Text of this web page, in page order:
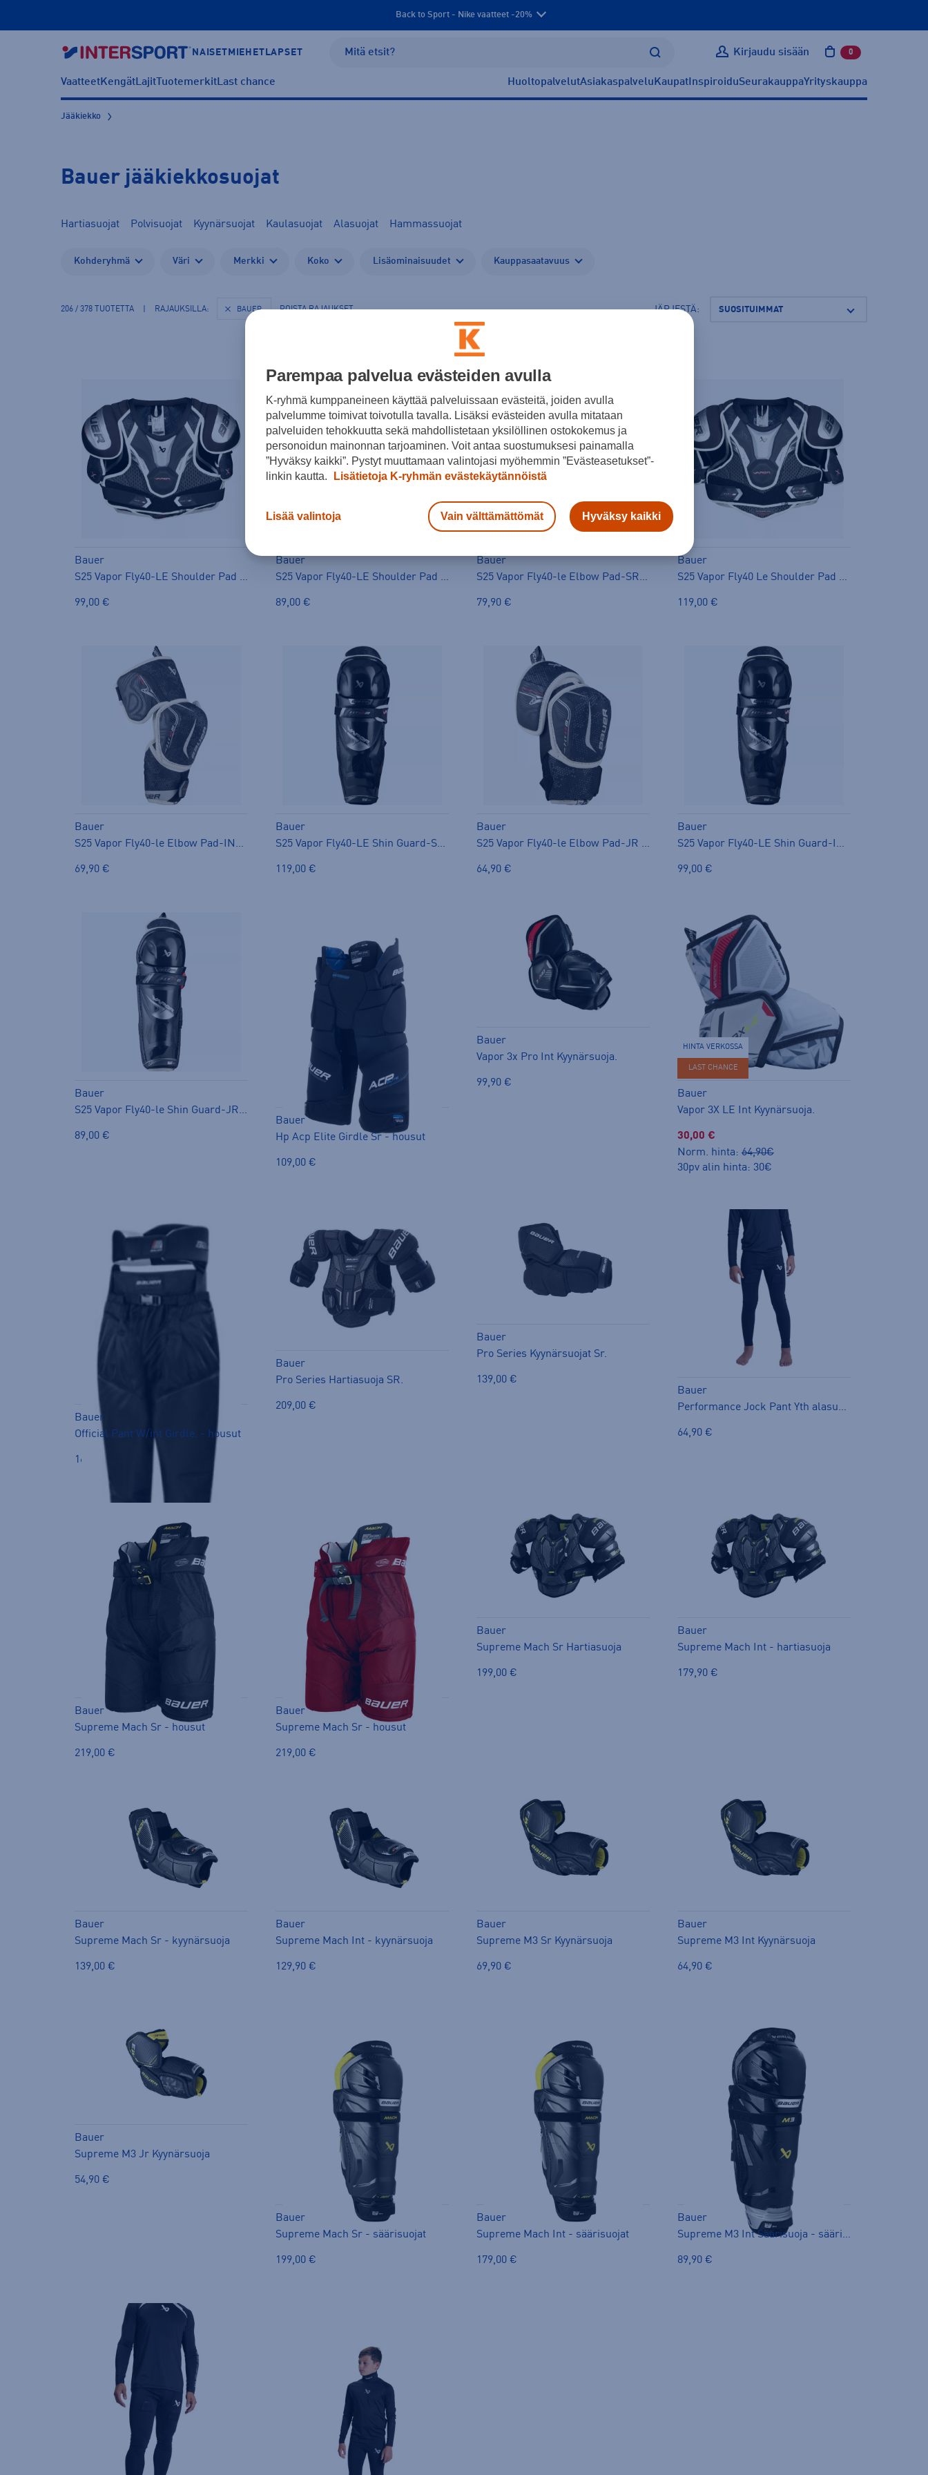
Back to Sport - Nike vaatteet -20%
NAISET MIEHET LAPSET Kirjaudu sisään 0 tuotetta
VaatteetKengätLajitTuotemerkitLast chance HuoltopalvelutAsiakaspalvelu Kaupat InspiroiduSeurakauppaYrityskauppa
Jääkiekko
Bauer jääkiekkosuojat
Hartiasuojat Polvisuojat Kyynärsuojat Kaulasuojat Alasuojat Hammassuojat
Kohderyhmä Väri Merkki Koko Lisäominaisuudet Kauppasaatavuus
206 / 378 TUOTETTA RAJAUKSILLA: BAUER POISTA RAJAUKSET JÄRJESTÄ:
Bauer
S25 Vapor Fly40-LE Shoulder Pad INT - hartiasuoja
99,00 €
Bauer
S25 Vapor Fly40-LE Shoulder Pad JR - hartiasuoja
89,00 €
Bauer
S25 Vapor Fly40-le Elbow Pad-SR - kyynärsuoja
79,90 €
Bauer
S25 Vapor Fly40 Le Shoulder Pad SR - hartiasuoja
119,00 €
Bauer
S25 Vapor Fly40-le Elbow Pad-INT - kyynärsuoja
69,90 €
Bauer
S25 Vapor Fly40-LE Shin Guard-SR - säärisuojat
119,00 €
Bauer
S25 Vapor Fly40-le Elbow Pad-JR - kyynärsuoja
64,90 €
Bauer
S25 Vapor Fly40-LE Shin Guard-INT - säärisuojat
99,00 €
Bauer
S25 Vapor Fly40-le Shin Guard-JR - säärisuojat
89,00 €
Bauer
Hp Acp Elite Girdle Sr - housut
109,00 €
Bauer
Vapor 3x Pro Int Kyynärsuoja.
99,90 €
HINTA VERKOSSA
LAST CHANCE
Bauer
Vapor 3X LE Int Kyynärsuoja.
30,00 €
Norm. hinta: 64,90€
30pv alin hinta: 30€
Bauer
Official Pant W/int Girdle. - housut
164,90 €
Bauer
Pro Series Hartiasuoja SR.
209,00 €
Bauer
Pro Series Kyynärsuojat Sr.
139,00 €
Bauer
Performance Jock Pant Yth alasuojahousu
64,90 €
Bauer
Supreme Mach Sr - housut
219,00 €
Bauer
Supreme Mach Sr - housut
219,00 €
Bauer
Supreme Mach Sr Hartiasuoja
199,00 €
Bauer
Supreme Mach Int - hartiasuoja
179,90 €
Bauer
Supreme Mach Sr - kyynärsuoja
139,00 €
Bauer
Supreme Mach Int - kyynärsuoja
129,90 €
Bauer
Supreme M3 Sr Kyynärsuoja
69,90 €
Bauer
Supreme M3 Int Kyynärsuoja
64,90 €
Bauer
Supreme M3 Jr Kyynärsuoja
54,90 €
Bauer
Supreme Mach Sr - säärisuojat
199,00 €
Bauer
Supreme Mach Int - säärisuojat
179,00 €
Bauer
Supreme M3 Int Säärisuoja - säärisuojat
89,90 €
Parempaa palvelua evästeiden avulla
K-ryhmä kumppaneineen käyttää palveluissaan evästeitä, joiden avulla
palvelumme toimivat toivotulla tavalla. Lisäksi evästeiden avulla mitataan
palveluiden tehokkuutta sekä mahdollistetaan yksilöllinen ostokokemus ja
personoidun mainonnan tarjoaminen. Voit antaa suostumuksesi painamalla
”Hyväksy kaikki”. Pystyt muuttamaan valintojasi myöhemmin ”Evästeasetukset”-
linkin kautta.
Lisätietoja K-ryhmän evästekäytännöistä
Lisää valintoja Vain välttämättömät Hyväksy kaikki